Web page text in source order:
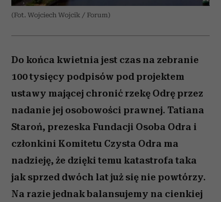
(Fot. Wojciech Wojcik / Forum)
Do końca kwietnia jest czas na zebranie
100 tysięcy podpisów pod projektem
ustawy mającej chronić rzekę Odrę przez
nadanie jej osobowości prawnej. Tatiana
Staroń, prezeska Fundacji Osoba Odra i
członkini Komitetu Czysta Odra ma
nadzieję, że dzięki temu katastrofa taka
jak sprzed dwóch lat już się nie powtórzy.
Na razie jednak balansujemy na cienkiej